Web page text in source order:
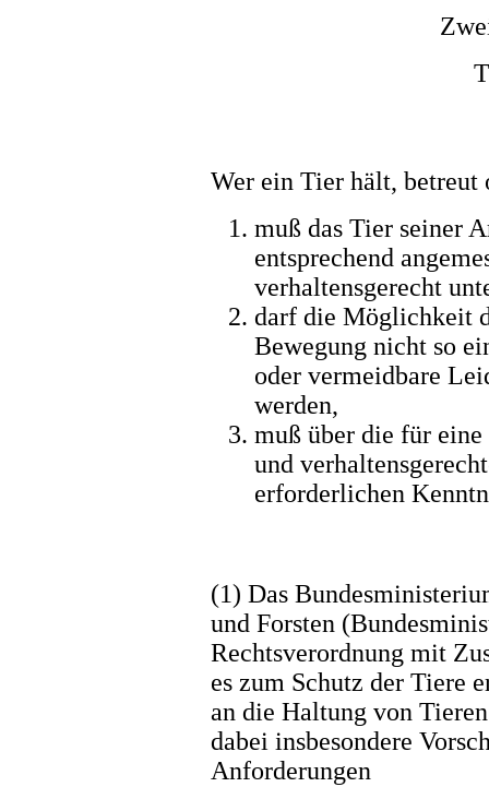
Wer ein Tier hält, betreut
muß das Tier seiner
entsprechend
verhaltensgerecht
darf die Möglichkeit
Bewegung nicht so
oder vermeidbare
werden,
muß über die für eine
und
erforderlichen
(1) Das
und Forsten
Rechtsverordnung mit
es zum Schutz der Tiere
an die Haltung von
dabei insbesondere
Anforderungen